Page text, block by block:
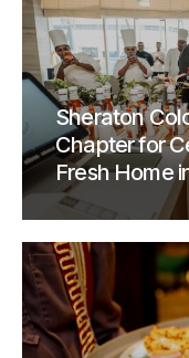
Sheraton
Chapter for
Fresh Home